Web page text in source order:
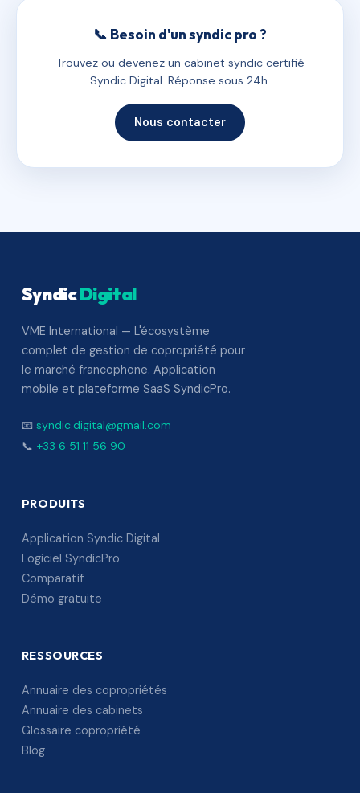
📞 Besoin d'un syndic pro ?
Trouvez ou devenez un cabinet syndic certifié
Syndic Digital. Réponse sous 24h.
Nous contacter
SyndicDigital
VME International — L'écosystème
complet de gestion de copropriété pour
le marché francophone. Application
mobile et plateforme SaaS SyndicPro.
📧 syndic.digital@gmail.com
📞 +33 6 51 11 56 90
PRODUITS
Application Syndic Digital
Logiciel SyndicPro
Comparatif
Démo gratuite
RESSOURCES
Annuaire des copropriétés
Annuaire des cabinets
Glossaire copropriété
Blog